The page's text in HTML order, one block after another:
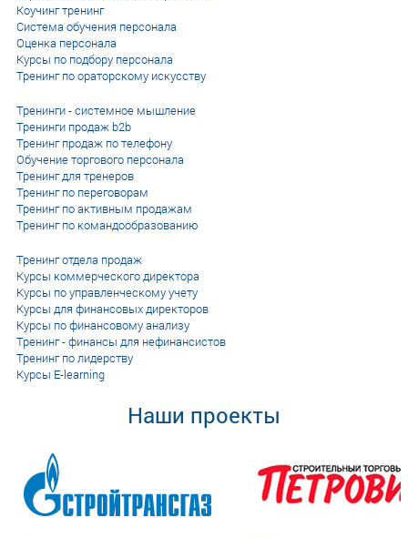
Коучинг тренинг
Система обучения персонала
Оценка персонала
Курсы по подбору персонала
Тренинг по ораторскому искусству
Тренинги - системное мышление
Тренинги продаж b2b
Тренинг продаж по телефону
Обучение торгового персонала
Тренинг для тренеров
Тренинг по переговорам
Тренинг по активным продажам
Тренинг по командообразованию
Тренинг отдела продаж
Курсы коммерческого директора
Курсы по управленческому учету
Курсы для финансовых директоров
Курсы по финансовому анализу
Тренинг - финансы для нефинансистов
Тренинг по лидерству
Курсы E-learning
Наши проекты